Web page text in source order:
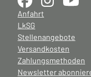
Anfahrt
LkSG
Stellenangebote
Versandkosten
Zahlungsmethoden
Newsletter